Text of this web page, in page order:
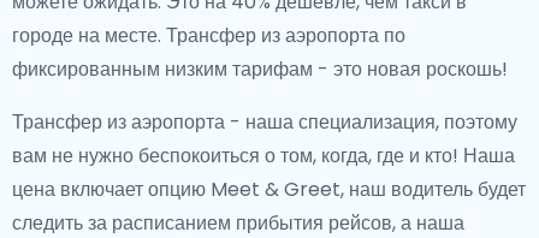
городе на месте. Трансфер из аэропорта по
фиксированным низким тарифам - это новая роскошь!
Трансфер из аэропорта - наша специализация, поэтому
вам не нужно беспокоиться о том, когда, где и кто! Наша
цена включает опцию Meet & Greet, наш водитель будет
следить за расписанием прибытия рейсов, а наша